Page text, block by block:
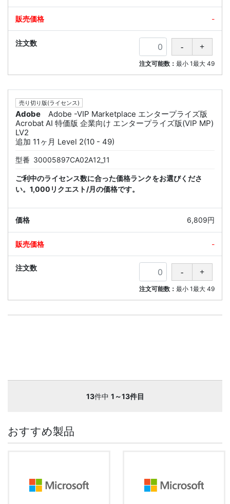
-
注文可能数： 最小 1最大 49
売り切り版(ライセンス)
Adobe
Adobe -VIP Marketplace エンタープライズ版
Acrobat AI 特価版 企業向け エンタープライズ版(VIP MP)
LV2
追加 11ヶ月 Level 2(10 - 49)
型番 30005897CA02A12_11
ご利中のライセンス数に合った価格ランクをお選びくださ
い。1,000リクエスト/月の価格です。
6,809円
-
注文可能数： 最小 1最大 49
13件中 1～13件目
おすすめ製品